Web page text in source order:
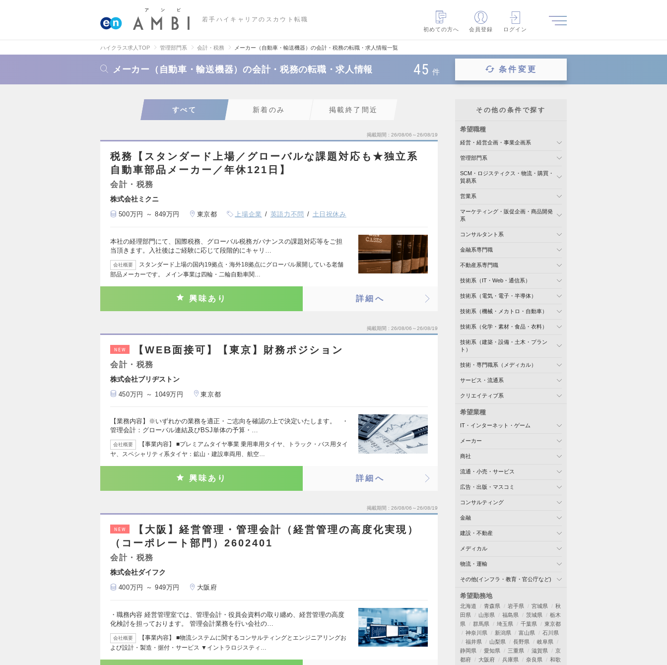
若手ハイキャリアのスカウト転職
初めての方へ
会員登録 ログイン
ハイクラス求人TOP 管理部門系 会計・税務 メーカー（自動車・輸送機器）の会計・税務の転職・求人情報一覧
メーカー（自動車・輸送機器）の会計・税務の転職・求人情報 45 件 条件変更
すべて 新着のみ 掲載終了間近
掲載期間 26/08/06～26/08/19
税務【スタンダード上場／グローバルな課題対応も★独立系
自動車部品メーカー／年休121日】
会計・税務
株式会社ミクニ
500万円 ～ 849万円 東京都 上場企業 英語力不問 土日祝休み
本社の経理部門にて、国際税務、グローバル税務ガバナンスの課題対応等をご担
当頂きます。入社後はご経験に応じて段階的にキャリ…
会社概要
スタンダード上場の国内19拠点・海外18拠点にグローバル展開している老舗
部品メーカーです。 メイン事業は四輪・二輪自動車関…
興味あり 詳細へ
掲載期間 26/08/06～26/08/19
NEW 【WEB面接可】【東京】財務ポジション
会計・税務
株式会社ブリヂストン
450万円 ～ 1049万円 東京都
【業務内容】※いずれかの業務を適正・ご志向を確認の上で決定いたします。 ・
管理会計：グローバル連結及びBSJ単体の予算・…
会社概要
【事業内容】 ■プレミアムタイヤ事業 乗用車用タイヤ、トラック・バス用タイ
ヤ、スペシャリティ系タイヤ：鉱山・建設車両用、航空…
興味あり 詳細へ
掲載期間 26/08/06～26/08/19
NEW
【大阪】経営管理・管理会計（経営管理の高度化実現）
（コーポレート部門）2602401
会計・税務
株式会社ダイフク
400万円 ～ 949万円 大阪府
・職務内容 経営管理室では、管理会計・役員会資料の取り纏め、経営管理の高度
化検討を担っております。 管理会計業務を行い会社の…
会社概要
【事業内容】 ■物流システムに関するコンサルティングとエンジニアリングお
よび設計・製造・据付・サービス ▼イントラロジスティ…
その他の条件で探す
希望職種
経営・経営企画・事業企画系
管理部門系
SCM・ロジスティクス・物流・購買・
貿易系
営業系
マーケティング・販促企画・商品開発
系
コンサルタント系
金融系専門職
不動産系専門職
技術系（IT・Web・通信系）
技術系（電気・電子・半導体）
技術系（機械・メカトロ・自動車）
技術系（化学・素材・食品・衣料）
技術系（建築・設備・土木・プラン
ト）
技術・専門職系（メディカル）
サービス・流通系
クリエイティブ系
希望業種
IT・インターネット・ゲーム
メーカー
商社
流通・小売・サービス
広告・出版・マスコミ
コンサルティング
金融
建設・不動産
メディカル
物流・運輸
その他(インフラ・教育・官公庁など)
希望勤務地
北海道 青森県 岩手県 宮城県
秋
田県
山形県 福島県 茨城県
栃木
県
群馬県 埼玉県 千葉県
東京都
神奈川県
新潟県 富山県
石川県
福井県
山梨県 長野県
岐阜県
静岡県
愛知県 三重県 滋賀県
京
都府
大阪府 兵庫県 奈良県
和歌